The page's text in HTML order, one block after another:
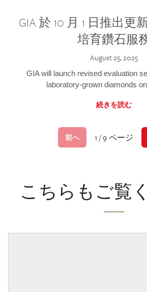
GIA 於 10 月 1 日推出更
培育鑽石服
August 25, 2025
GIA will launch revised evaluation
laboratory-grown diamonds
続きを読む
前へ 1 / 9 ページ
こちらもご覧